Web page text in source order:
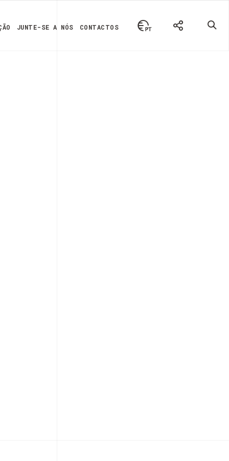
JUNTE-SE A NÓS CONTACTOS